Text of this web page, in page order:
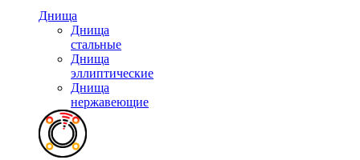
Днища
Днища
стальные
Днища
эллиптические
Днища
нержавеющие